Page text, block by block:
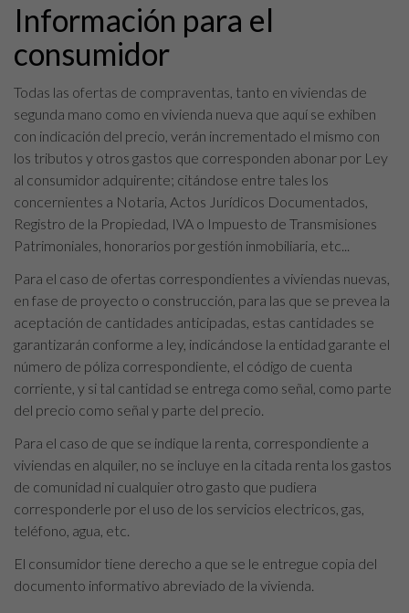
Información para el
consumidor
Todas las ofertas de compraventas, tanto en viviendas de
segunda mano como en vivienda nueva que aquí se exhiben
con indicación del precio, verán incrementado el mismo con
los tributos y otros gastos que corresponden abonar por Ley
al consumidor adquirente; citándose entre tales los
concernientes a Notaria, Actos Jurídicos Documentados,
Registro de la Propiedad, IVA o Impuesto de Transmisiones
Patrimoniales, honorarios por gestión inmobiliaria, etc...
Para el caso de ofertas correspondientes a viviendas nuevas,
en fase de proyecto o construcción, para las que se prevea la
aceptación de cantidades anticipadas, estas cantidades se
garantizarán conforme a ley, indicándose la entidad garante el
número de póliza correspondiente, el código de cuenta
corriente, y si tal cantidad se entrega como señal, como parte
del precio como señal y parte del precio.
Para el caso de que se indique la renta, correspondiente a
viviendas en alquiler, no se incluye en la citada renta los gastos
de comunidad ni cualquier otro gasto que pudiera
corresponderle por el uso de los servicios electricos, gas,
teléfono, agua, etc.
El consumidor tiene derecho a que se le entregue copia del
documento informativo abreviado de la vivienda.